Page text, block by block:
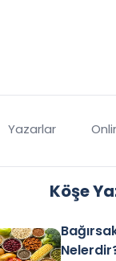
Yazarlar
Köşe